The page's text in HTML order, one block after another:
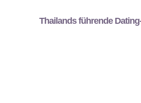
Thailands führende